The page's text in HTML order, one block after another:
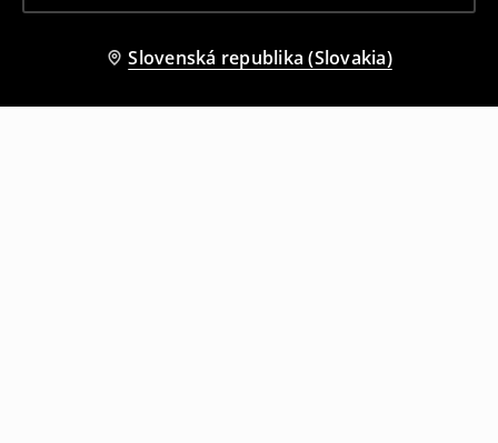
Slovenská republika (Slovakia)